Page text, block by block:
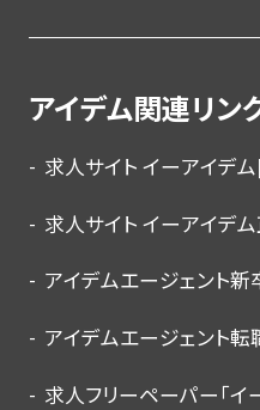
アイデム関連リン
求人サイト イーアイデ
求人サイト イーアイデ
アイデムエージェント新
アイデムエージェント転
求人フリーペーパー「イ